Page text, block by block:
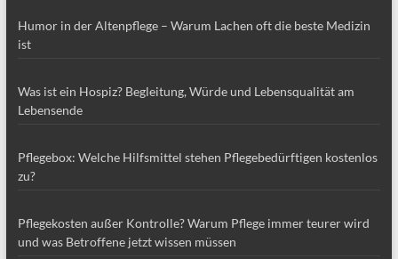
Humor in der Altenpflege – Warum Lachen oft die beste Medizin
ist
Was ist ein Hospiz? Begleitung, Würde und Lebensqualität am
Lebensende
Pflegebox: Welche Hilfsmittel stehen Pflegebedürftigen kostenlos
zu?
Pflegekosten außer Kontrolle? Warum Pflege immer teurer wird
und was Betroffene jetzt wissen müssen